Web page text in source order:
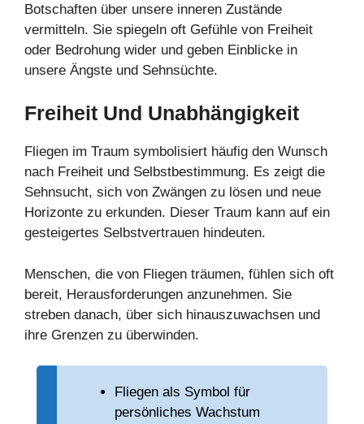
Botschaften über unsere inneren Zustände
vermitteln. Sie spiegeln oft Gefühle von Freiheit
oder Bedrohung wider und geben Einblicke in
unsere Ängste und Sehnsüchte.
Freiheit Und Unabhängigkeit
Fliegen im Traum symbolisiert häufig den Wunsch
nach Freiheit und Selbstbestimmung. Es zeigt die
Sehnsucht, sich von Zwängen zu lösen und neue
Horizonte zu erkunden. Dieser Traum kann auf ein
gesteigertes Selbstvertrauen hindeuten.
Menschen, die von Fliegen träumen, fühlen sich oft
bereit, Herausforderungen anzunehmen. Sie
streben danach, über sich hinauszuwachsen und
ihre Grenzen zu überwinden.
Fliegen als Symbol für
persönliches Wachstum